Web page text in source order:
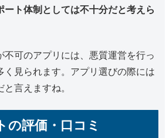
ート体制としては不十分だと考えら
不可のアプリには、悪質運営を行っ
く見られます。アプリ選びの際には
言えますね。
の評価・口コミ